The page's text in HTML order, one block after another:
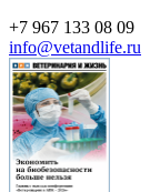
+7 967 133 08 09
info@vetandlife.ru